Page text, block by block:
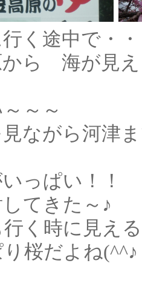
く途中で・・
から 海が見
～～
ながら河津
っぱい！！
てきた～♪
く時に見え
桜だよね(^^♪